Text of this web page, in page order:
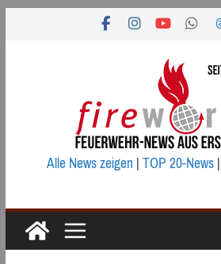
Alle News zeigen|TOP 20-News|